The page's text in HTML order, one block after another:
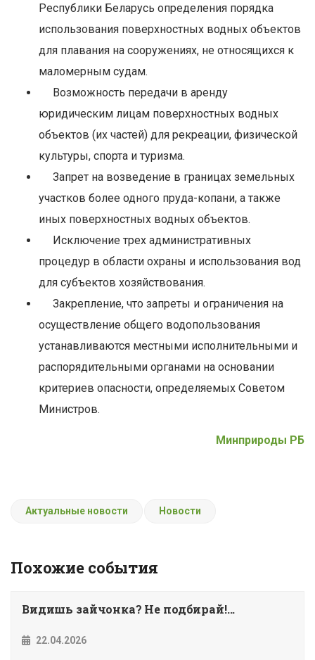
Республики Беларусь определения порядка
использования поверхностных водных объектов
для плавания на сооружениях, не относящихся к
маломерным судам.
Возможность передачи в аренду
юридическим лицам поверхностных водных
объектов (их частей) для рекреации, физической
культуры, спорта и туризма.
Запрет на возведение в границах земельных
участков более одного пруда-копани, а также
иных поверхностных водных объектов.
Исключение трех административных
процедур в области охраны и использования вод
для субъектов хозяйствования.
Закрепление, что запреты и ограничения на
осуществление общего водопользования
устанавливаются местными исполнительными и
распорядительными органами на основании
критериев опасности, определяемых Советом
Министров.
Минприроды РБ
Актуальные новости Новости
Похожие события
Видишь зайчонка? Не подбирай!...
22.04.2026